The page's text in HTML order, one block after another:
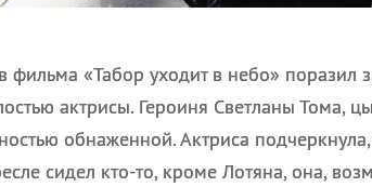
фильма «Табор уходит в небо» поразил
актрисы. Героиня Светланы Тома,
обнаженной. Актриса
сидел кто-то, кроме Лотяна, она,